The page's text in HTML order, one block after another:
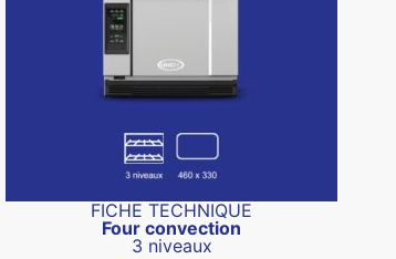
FICHE TECHNIQUE
Four convection
3 niveaux